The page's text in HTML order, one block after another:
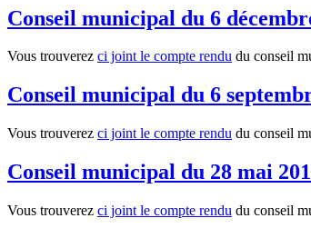
Conseil municipal du 6
Vous trouverez ci joint le compte rendu du conseil
Conseil municipal du 6
Vous trouverez ci joint le compte rendu du conseil
Conseil municipal du 28 mai
Vous trouverez ci joint le compte rendu du conseil